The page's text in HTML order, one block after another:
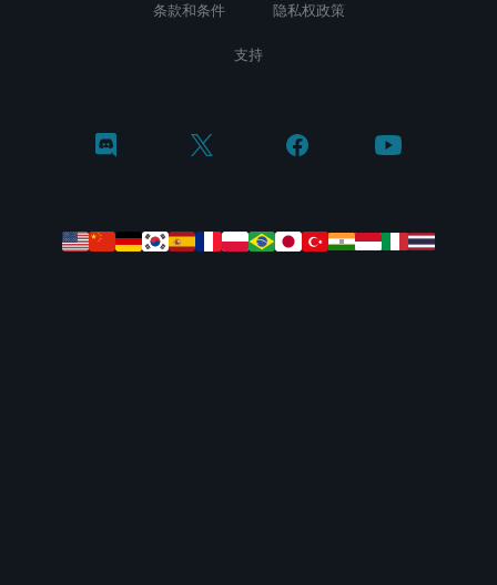
条款和条件 隐私权政策
支持